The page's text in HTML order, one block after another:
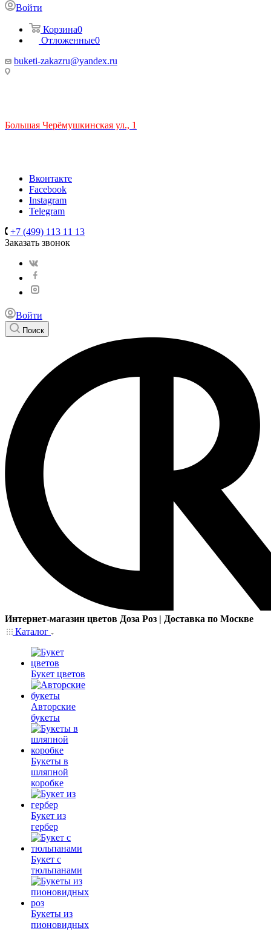
Войти
Корзина0
Отложенные0
buketi-zakazru@yandex.ru
Большая Черёмушкинская ул., 1
Вконтакте
Facebook
Instagram
Telegram
+7 (499) 113 11 13
Заказать звонок
Войти
Поиск
Интернет-магазин цветов Доза Роз | Доставка по Москве
Каталог
Букет цветов
Авторские
букеты
Букеты в
шляпной
коробке
Букет из
гербер
Букет с
тюльпанами
Букеты из
пионовидных